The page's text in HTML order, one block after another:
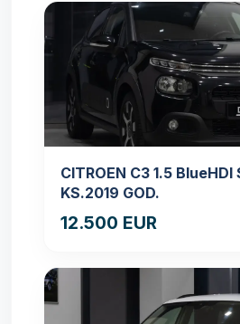
CITROEN C3 1.5 BlueHDI
KS.2019 GOD.
12.500 EUR